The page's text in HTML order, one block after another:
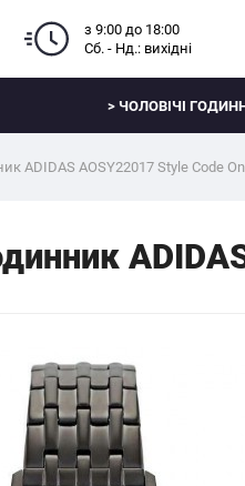
з 9:00 до 18:00
Сб. - Нд.: вихідні
> ЧОЛОВІЧІ
ADIDAS AOSY22017 Style Code